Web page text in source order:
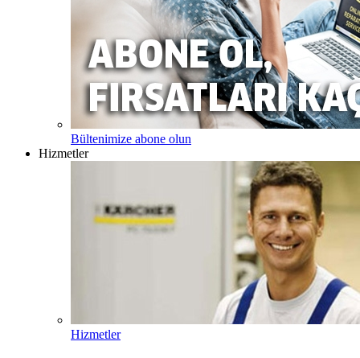
Bültenimize abone olun
Hizmetler
Hizmetler